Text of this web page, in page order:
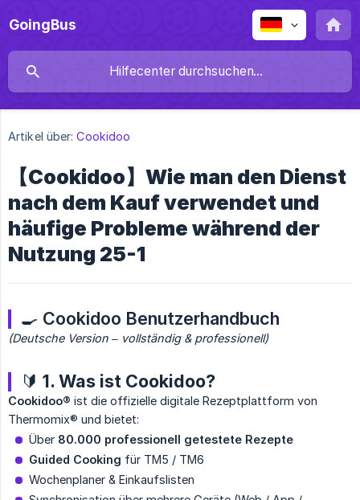
GoingBus
Artikel über: Cookidoo
【Cookidoo】Wie man den Dienst
nach dem Kauf verwendet und
häufige Probleme während der
Nutzung 25-1
🍳 Cookidoo Benutzerhandbuch
(Deutsche Version – vollständig & professionell)
🔰 1. Was ist Cookidoo?
Cookidoo® ist die offizielle digitale Rezeptplattform von
Thermomix® und bietet:
Über 80.000 professionell getestete Rezepte
Guided Cooking für TM5 / TM6
Wochenplaner & Einkaufslisten